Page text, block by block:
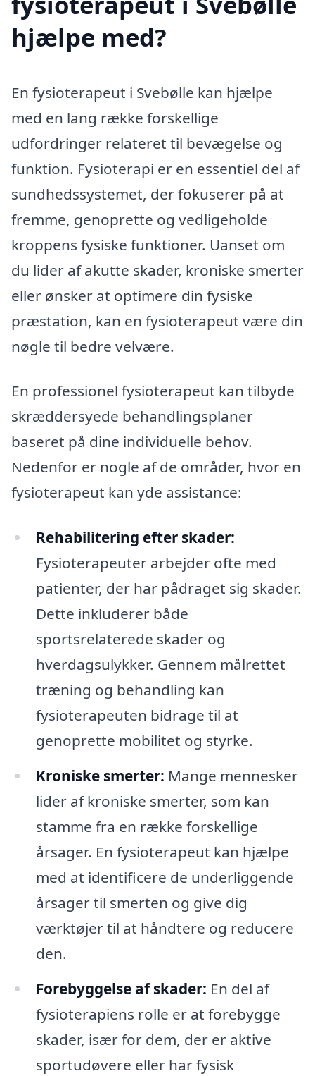
hjælpe med?
En fysioterapeut i Svebølle kan hjælpe
med en lang række forskellige
udfordringer relateret til bevægelse og
funktion. Fysioterapi er en essentiel del af
sundhedssystemet, der fokuserer på at
fremme, genoprette og vedligeholde
kroppens fysiske funktioner. Uanset om
du lider af akutte skader, kroniske smerter
eller ønsker at optimere din fysiske
præstation, kan en fysioterapeut være din
nøgle til bedre velvære.
En professionel fysioterapeut kan tilbyde
skræddersyede behandlingsplaner
baseret på dine individuelle behov.
Nedenfor er nogle af de områder, hvor en
fysioterapeut kan yde assistance:
Rehabilitering efter skader:
Fysioterapeuter arbejder ofte med
patienter, der har pådraget sig skader.
Dette inkluderer både
sportsrelaterede skader og
hverdagsulykker. Gennem målrettet
træning og behandling kan
fysioterapeuten bidrage til at
genoprette mobilitet og styrke.
Kroniske smerter: Mange mennesker
lider af kroniske smerter, som kan
stamme fra en række forskellige
årsager. En fysioterapeut kan hjælpe
med at identificere de underliggende
årsager til smerten og give dig
værktøjer til at håndtere og reducere
den.
Forebyggelse af skader: En del af
fysioterapiens rolle er at forebygge
skader, især for dem, der er aktive
sportudøvere eller har fysisk